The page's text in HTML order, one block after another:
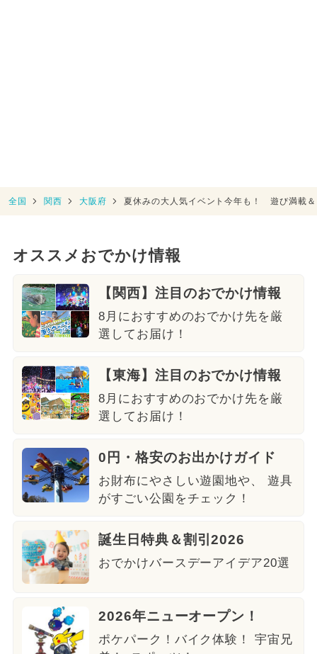
全国 関西 大阪府 夏休みの大人気イベント今年も！ 遊び満載
オススメおでかけ情報
【関西】注目のおでかけ情報
8月におすすめのおでかけ先を厳
選してお届け！
【東海】注目のおでかけ情報
8月におすすめのおでかけ先を厳
選してお届け！
0円・格安のお出かけガイド
お財布にやさしい遊園地や、 遊具
がすごい公園をチェック！
誕生日特典＆割引2026
おでかけバースデーアイデア20選
2026年ニューオープン！
ポケパーク！バイク体験！ 宇宙兄